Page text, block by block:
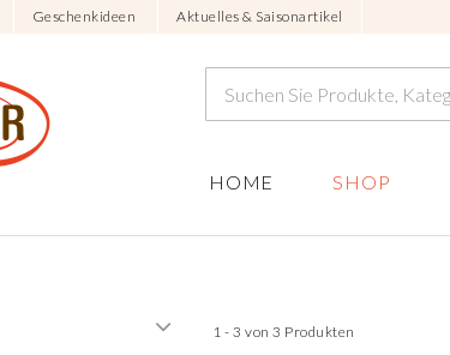
Geschenkideen Aktuelles & Saisonartikel
HOME SHOP
1 - 3 von 3 Produkten